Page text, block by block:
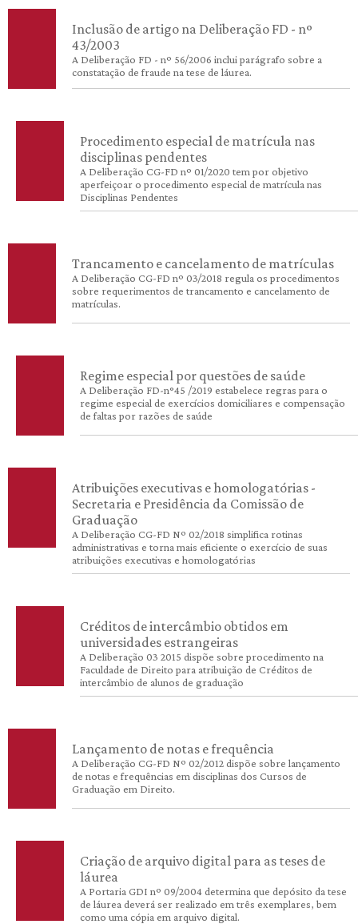
Inclusão de artigo na Deliberação FD - nº
43/2003
A Deliberação FD - nº 56/2006 inclui parágrafo sobre a
constatação de fraude na tese de láurea.
Procedimento especial de matrícula nas
disciplinas pendentes
A Deliberação CG-FD nº 01/2020 tem por objetivo
aperfeiçoar o procedimento especial de matrícula nas
Disciplinas Pendentes
Trancamento e cancelamento de matrículas
A Deliberação CG-FD nº 03/2018 regula os procedimentos
sobre requerimentos de trancamento e cancelamento de
matrículas.
Regime especial por questões de saúde
A Deliberação FD-n°45 /2019 estabelece regras para o
regime especial de exercícios domiciliares e compensação
de faltas por razões de saúde
Atribuições executivas e homologatórias -
Secretaria e Presidência da Comissão de
Graduação
A Deliberação CG-FD Nº 02/2018 simplifica rotinas
administrativas e torna mais eficiente o exercício de suas
atribuições executivas e homologatórias
Créditos de intercâmbio obtidos em
universidades estrangeiras
A Deliberação 03 2015 dispõe sobre procedimento na
Faculdade de Direito para atribuição de Créditos de
intercâmbio de alunos de graduação
Lançamento de notas e frequência
A Deliberação CG-FD Nº 02/2012 dispõe sobre lançamento
de notas e frequências em disciplinas dos Cursos de
Graduação em Direito.
Criação de arquivo digital para as teses de
láurea
A Portaria GDI nº 09/2004 determina que depósito da tese
de láurea deverá ser realizado em três exemplares, bem
como uma cópia em arquivo digital.